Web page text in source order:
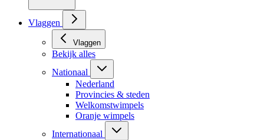
Vlaggen
Vlaggen
Bekijk alles
Nationaal
Nederland
Provincies & steden
Welkomstwimpels
Oranje wimpels
Internationaal